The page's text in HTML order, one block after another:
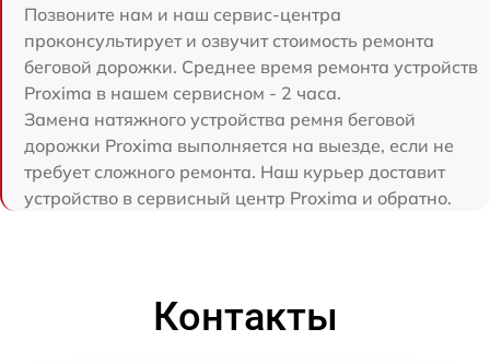
Позвоните нам и наш сервис-центра
проконсультирует и озвучит стоимость ремонта
беговой дорожки. Среднее время ремонта устройств
Proxima в нашем сервисном - 2 часа.
Замена натяжного устройства ремня беговой
дорожки Proxima выполняется на выезде, если не
требует сложного ремонта. Наш курьер доставит
устройство в сервисный центр Proxima и обратно.
Контакты